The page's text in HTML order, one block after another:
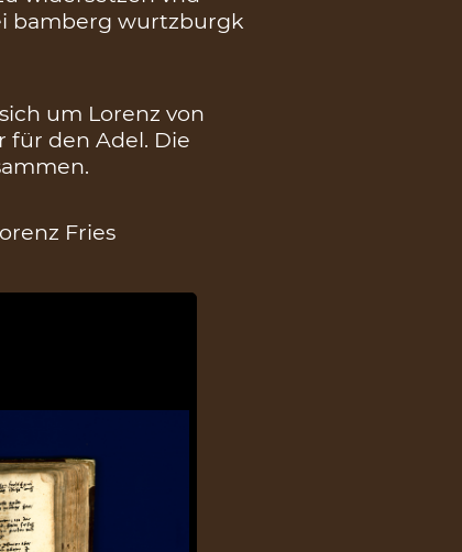
bamberg wurtzburgk
um Lorenz von
für den Adel. Die
Fries